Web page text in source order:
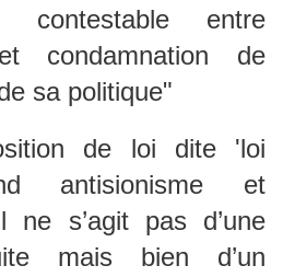
contestable entre
condamnation de
sa politique"
de loi dite 'loi
antisionisme et
ne s’agit pas d’une
mais bien d’un